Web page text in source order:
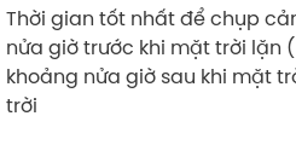
Thời gian tốt nhất để chụp
nửa giờ trước khi mặt trời lặn
khoảng nửa giờ sau khi mặt
trời